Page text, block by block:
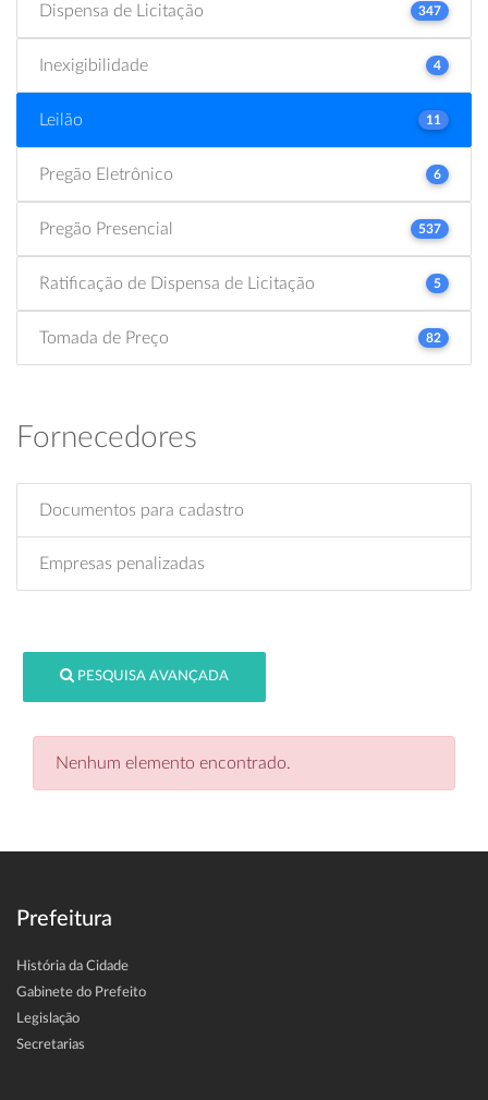
Dispensa de Licitação 347
Inexigibilidade 4
Leilão 11
Pregão Eletrônico 6
Pregão Presencial 537
Ratificação de Dispensa de Licitação 5
Tomada de Preço 82
Fornecedores
Documentos para cadastro
Empresas penalizadas
PESQUISA AVANÇADA
Nenhum elemento encontrado.
Prefeitura
História da Cidade
Gabinete do Prefeito
Legislação
Secretarias